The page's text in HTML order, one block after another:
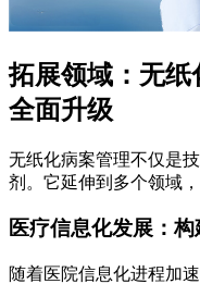
拓展领域：无
全面升级
无纸化病案管理不仅是
剂。它延伸到多个领域
医疗信息化发展：
随着医院信息化进程加